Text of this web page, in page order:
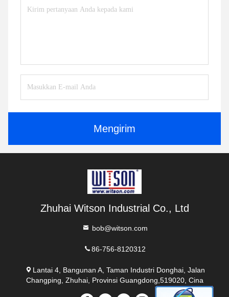
Mengirim
Zhuhai Witson Industrial Co., Ltd
bob@witson.com
86-756-8120312
Lantai 4, Bangunan A, Taman Industri Donghai, Jalan
Changping, Zhuhai, Provinsi Guangdong,519020, Cina